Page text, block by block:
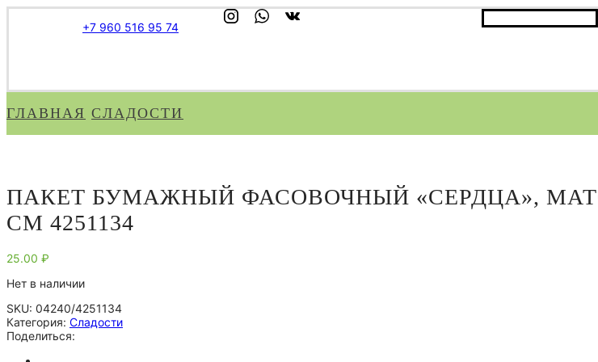
+7 960 516 95 74
ГЛАВНАЯ СЛАДОСТИ
ПАКЕТ БУМАЖНЫЙ ФАСОВОЧНЫЙ «СЕРДЦА»,
СМ 4251134
25.00 ₽
Нет в наличии
SKU: 04240/4251134
Категория: Сладости
Поделиться: